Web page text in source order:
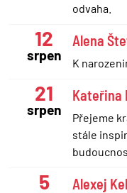
odvaha.
12
srpen
Alena
K
21
srpen
Kateřina
Přejeme
stále
5 Alexej